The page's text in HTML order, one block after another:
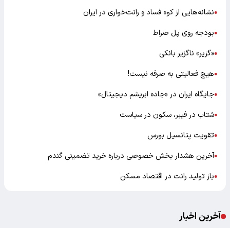
●نشانه‌هایی از کوه فساد و رانت‌خواری در ایران
●بودجه روی پل صراط
●«گزیر» ناگزیر بانکی
●هیچ فعالیتی به صرفه نیست!
●جایگاه ایران در «جاده ابریشم دیجیتال»
●شتاب در فیبر، سکون در سیاست
●تقویت پتانسیل بورس
●آخرین هشدار بخش خصوصی درباره خرید تضمینی گندم
●باز تولید رانت در اقتصاد مسکن
آخرین اخبار